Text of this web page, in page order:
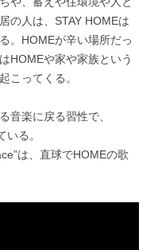
の人は、STAY HOMEは
。HOMEが辛い場所だっ
HOMEや家や家族という
こってくる。
音楽に戻る習性で、
る。
は、直球でHOMEの歌